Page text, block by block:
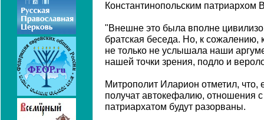
Константинопольским
"Внешне это была вполне
братская беседа. Но, к сожалению,
не только не услышала наши
нашей точки зрения, подло и
Митрополит Иларион отметил, что,
получат автокефалию, отношения
патриархатом будут разорваны.